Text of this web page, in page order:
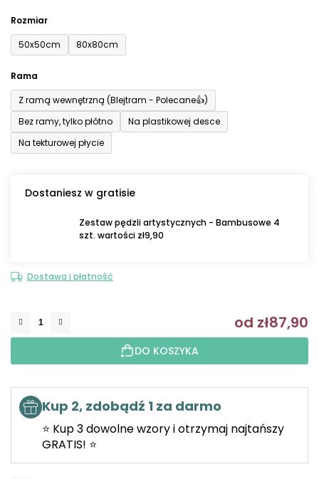
Rozmiar
50x50cm
80x80cm
Rama
Z ramą wewnętrzną (Blejtram - Polecane👍)
Bez ramy, tylko płótno
Na plastikowej desce
Na tekturowej płycie
Dostaniesz w gratisie
Zestaw pędzli artystycznych - Bambusowe 4
szt. wartości zł9,90
Dostawa i płatność
od zł87,90
DO KOSZYKA
Kup 2, zdobądź 1 za darmo
⭐ Kup 3 dowolne wzory i otrzymaj najtańszy
GRATIS! ⭐